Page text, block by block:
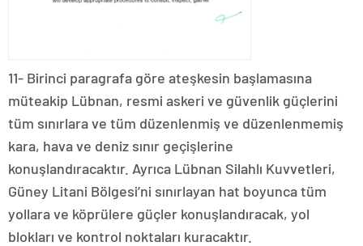
11- Birinci paragrafa göre ateşkesin başlamasına
müteakip Lübnan, resmi askeri ve güvenlik güçlerini
tüm sınırlara ve tüm düzenlenmiş ve düzenlenmemiş
kara, hava ve deniz sınır geçişlerine
konuşlandıracaktır. Ayrıca Lübnan Silahlı Kuvvetleri,
Güney Litani Bölgesi’ni sınırlayan hat boyunca tüm
yollara ve köprülere güçler konuşlandıracak, yol
blokları ve kontrol noktaları kuracaktır.